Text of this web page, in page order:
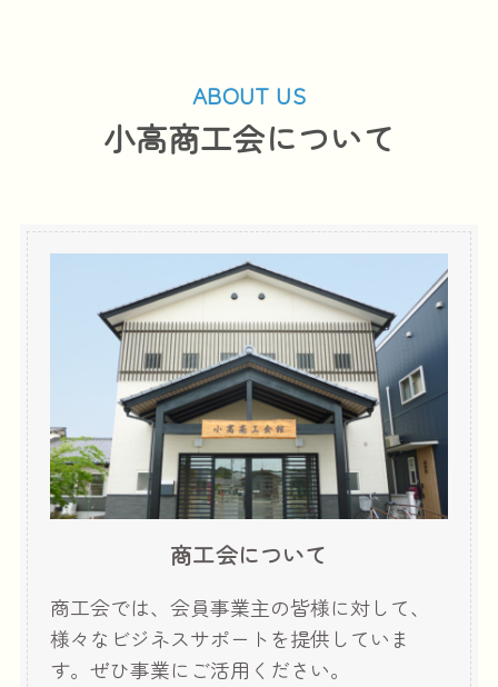
ABOUT US
小高商工会について
商工会について
商工会では、会員事業主の皆様に対して、
様々なビジネスサポートを提供していま
す。ぜひ事業にご活用ください。